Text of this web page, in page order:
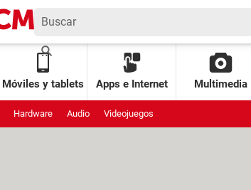
Móviles y tablets Apps e Internet Multimedia
Hardware Audio Videojuegos